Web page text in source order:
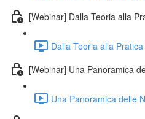
[Webinar] Dalla Teoria alla
Dalla Teoria alla
[Webinar] Una Panoramica
Una Panoramica delle